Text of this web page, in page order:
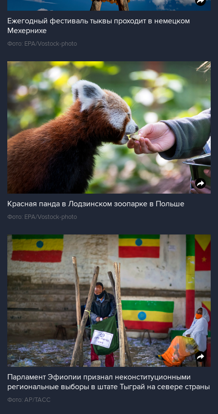
Ежегодный фестиваль тыквы проходит в немецком
Мехернихе
Фото: EPA/Vostock-photo
Красная панда в Лодзинском зоопарке в Польше
Фото: EPA/Vostock-photo
Парламент Эфиопии признал неконституционными
региональные выборы в штате Тыграй на севере страны
Фото: AP/ТАСС